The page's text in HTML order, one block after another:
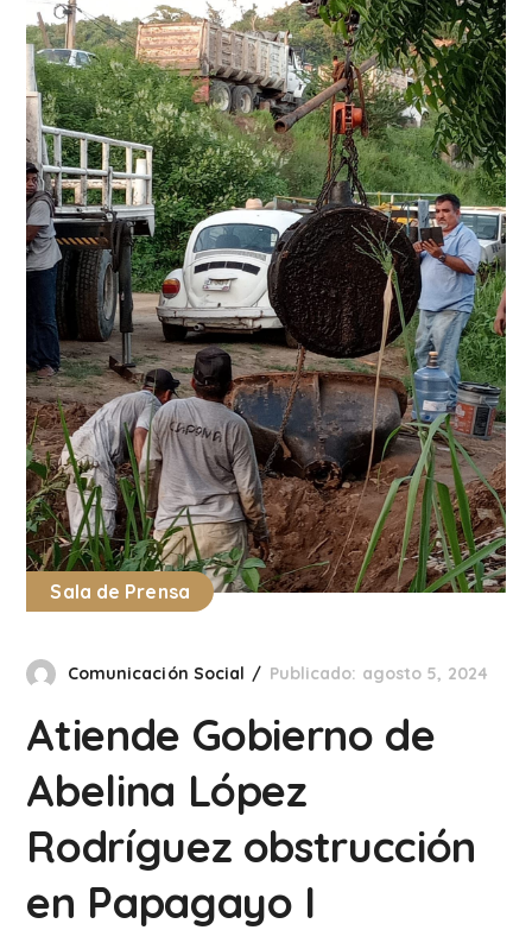
Sala de Prensa
Comunicación Social Publicado: agosto 5, 2024
Atiende Gobierno de
Abelina López
Rodríguez obstrucción
en Papagayo I